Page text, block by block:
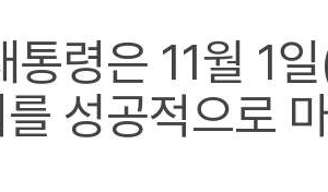
통령은 11월 1
성공적으로